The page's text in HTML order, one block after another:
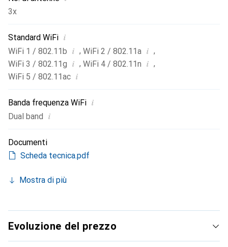
3x
Standard WiFi i
WiFi 1 / 802.11b i , WiFi 2 / 802.11a i ,
WiFi 3 / 802.11g i , WiFi 4 / 802.11n i ,
WiFi 5 / 802.11ac i
Banda frequenza WiFi i
Dual band i
Documenti
Scheda tecnica.pdf
Mostra di più
Evoluzione del prezzo